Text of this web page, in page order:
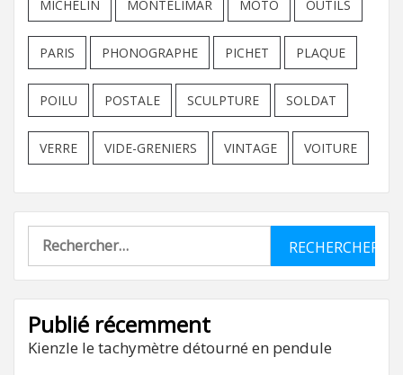
MICHELIN MONTELIMAR MOTO OUTILS
PARIS PHONOGRAPHE PICHET PLAQUE
POILU POSTALE SCULPTURE SOLDAT
VERRE VIDE-GRENIERS VINTAGE VOITURE
Rechercher :
Publié récemment
Kienzle le tachymètre détourné en pendule